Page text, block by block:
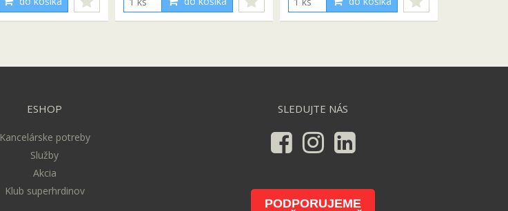
ESHOP
Kancelárske potreby
Služby
Akcia
Klub superhrdinov
SLEDUJTE NÁS
PODPORUJEME